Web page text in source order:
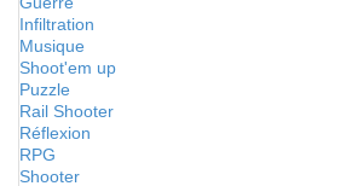
Infiltration
Musique
Shoot'em up
Puzzle
Rail Shooter
Réflexion
RPG
Shooter